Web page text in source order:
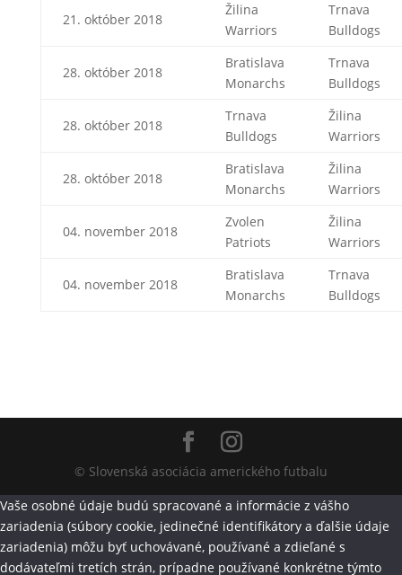
21. október 2018
Žilina
Warriors
Trnava
Bulldogs
28. október 2018
Bratislava
Monarchs
Trnava
Bulldogs
28. október 2018
Trnava
Bulldogs
Žilina
Warriors
28. október 2018
Bratislava
Monarchs
Žilina
Warriors
04. november 2018
Zvolen
Patriots
Žilina
Warriors
04. november 2018
Bratislava
Monarchs
Trnava
Bulldogs
© Slovenská asociácia amerického futbalu
Vaše osobné údaje budú spracované a informácie z vášho
zariadenia (súbory cookie, jedinečné identifikátory a ďalšie údaje
zariadenia) môžu byť uchovávané, používané a zdieľané s
dodávateľmi tretích strán, prípadne používané konkrétne týmto